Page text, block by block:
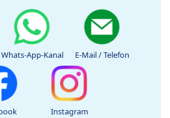
Whats-App-Kanal E-Mail / Telefon
Instagram